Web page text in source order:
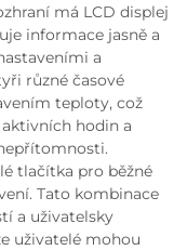
má LCD displej
informace jasně a
a
různé časové
teploty, což
hodin a
tlačítka pro běžné
Tato kombinace
a uživatelsky
uživatelé mohou